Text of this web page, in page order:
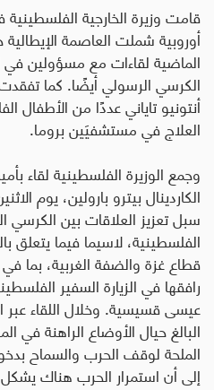
قامت وزيرة الخارجية الفلسطينية
أوروبية شملت العاصمة الإيطالية
الماضية لقاءات مع مسؤولين في
الكرسي الرسولي أيضًا. كما
أنتونيو تاياني عددًا من الأطفال
العلاج في مستشفيَين بروما.
وجمع الوزيرة الفلسطينية لقاء
الكاردينال بيترو بارولين، يوم
سبل تعزيز العلاقات بين الكرسي
الفلسطينية، لاسيما فيما يتعلق
قطاع غزة والضفة الغربية، بما
رافقها في الزيارة السفير
عيسى قسيسية. وخلال اللقاء عبر
البالغ حيال الأوضاع الراهنة في
الملحة لوقف الحرب والسماح
إلى أن استمرار الحرب هناك